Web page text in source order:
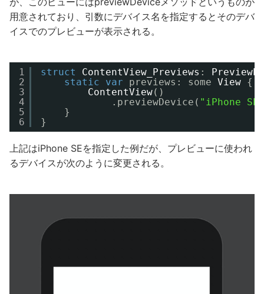
用意されており、引数にデバイス名を指定するとそのデバ
イスでのプレビューが表示される。
1
2
3
4
5
6
struct ContentView_Previews :
static
var previews: some View {
ContentView()
.previewDevice( "iPhone SE"
}
}
上記はiPhone SEを指定した例だが、プレビューに使われ
るデバイスが次のように変更される。